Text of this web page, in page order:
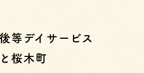
等デイサービス
桜木町